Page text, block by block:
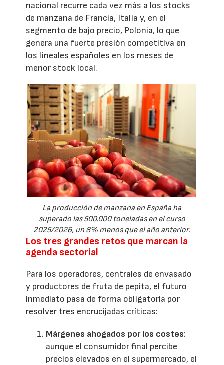
nacional recurre cada vez más a los stocks
de manzana de Francia, Italia y, en el
segmento de bajo precio, Polonia, lo que
genera una fuerte presión competitiva en
los lineales españoles en los meses de
menor stock local.
La producción de manzana en España ha
superado las 500.000 toneladas en el curso
2025/2026, un 8% menos que el año anterior.
Los tres grandes retos que marcan la
agenda sectorial
Para los operadores, centrales de envasado
y productores de fruta de pepita, el futuro
inmediato pasa de forma obligatoria por
resolver tres encrucijadas críticas:
Márgenes ahogados por los costes:
aunque el consumidor final percibe
precios elevados en el supermercado, el